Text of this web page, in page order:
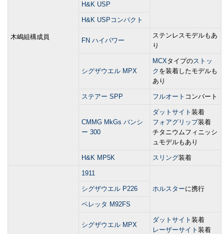
木嶋組構成員
H&K USP
H&K USPコンパクト
FN ハイパワー
ステンレスモデルもあ
り
シグザウエル MPX
MCXタイプのストッ
ク を装着したモデルも
あり
ステアー SPP フルオート コンバート
CMMG MkGs バンシ
ー 300
ダットサイト 装着
フォアグリップ装着
チタニウムフィニッシ
ュモデルもあり
H&K MP5K スリング装着
1911
ホルスターに携行
シグザウエル P226
ベレッタ M92FS
シグザウエル MPX
ダットサイト 装着
レーザーサイト 装着